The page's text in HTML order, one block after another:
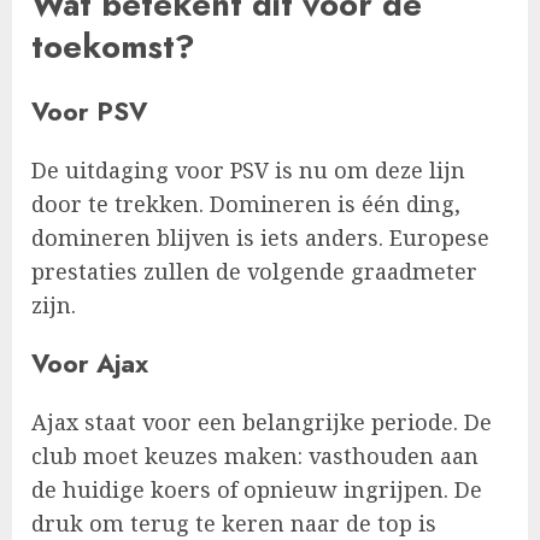
toekomst?
Voor PSV
De uitdaging voor PSV is nu om deze lijn
door te trekken. Domineren is één ding,
domineren blijven is iets anders. Europese
prestaties zullen de volgende graadmeter
zijn.
Voor Ajax
Ajax staat voor een belangrijke periode. De
club moet keuzes maken: vasthouden aan
de huidige koers of opnieuw ingrijpen. De
druk om terug te keren naar de top is